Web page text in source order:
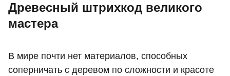
Древесный штрихкод великого
мастера
В мире почти нет материалов, способных
соперничать с деревом по сложности и красоте